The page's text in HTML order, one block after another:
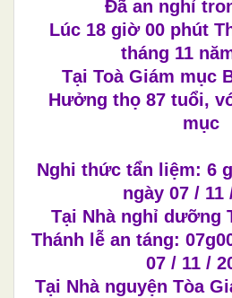
Đã an nghỉ
Lúc 18 giờ 00 phút
tháng 11
Tại Toà Giám mục
Hưởng thọ 87 tuổi,
mục
Nghi thức tẩn liệm: 6
ngày 07 / 11
Tại Nhà nghỉ dưỡng
Thánh lễ an táng:
07 / 11 /
Tại Nhà nguyện Tòa